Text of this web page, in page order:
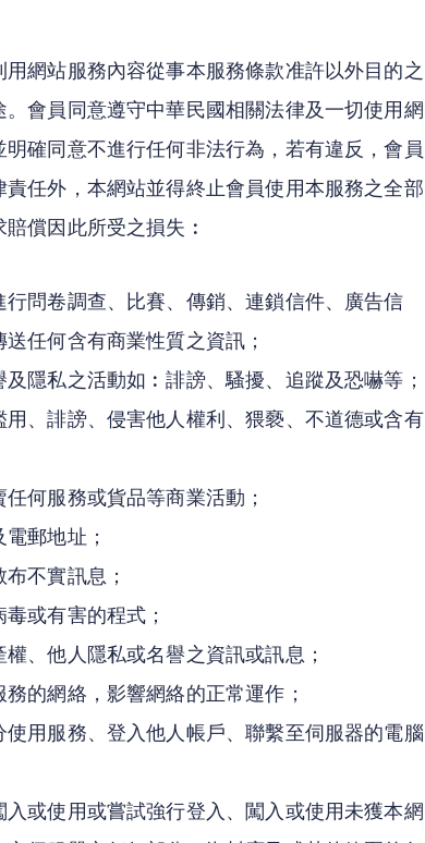
網站服務內容從事本服務條款准許以外目的之
會員同意遵守中華民國相關法律及一切使用網
確同意不進行任何非法行為，若有違反，會員
任外，本網站並得終止會員使用本服務之全部
償因此所受之損失︰
問卷調查、比賽、傳銷、連鎖信件、廣告信
任何含有商業性質之資訊；
隱私之活動如︰誹謗、騷擾、追蹤及恐嚇等；
、誹謗、侵害他人權利、猥褻、不道德或含有
何服務或貨品等商業活動；
郵地址；
不實訊息；
或有害的程式；
、他人隱私或名譽之資訊或訊息；
的網絡，影響網絡的正常運作；
用服務、登入他人帳戶、聯繫至伺服器的電腦
或使用或嘗試強行登入、闖入或使用未獲本網